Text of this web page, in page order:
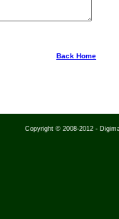
Back Home
Copyright © 2008-2012 -